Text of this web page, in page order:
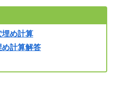
埋め計算
め計算解答